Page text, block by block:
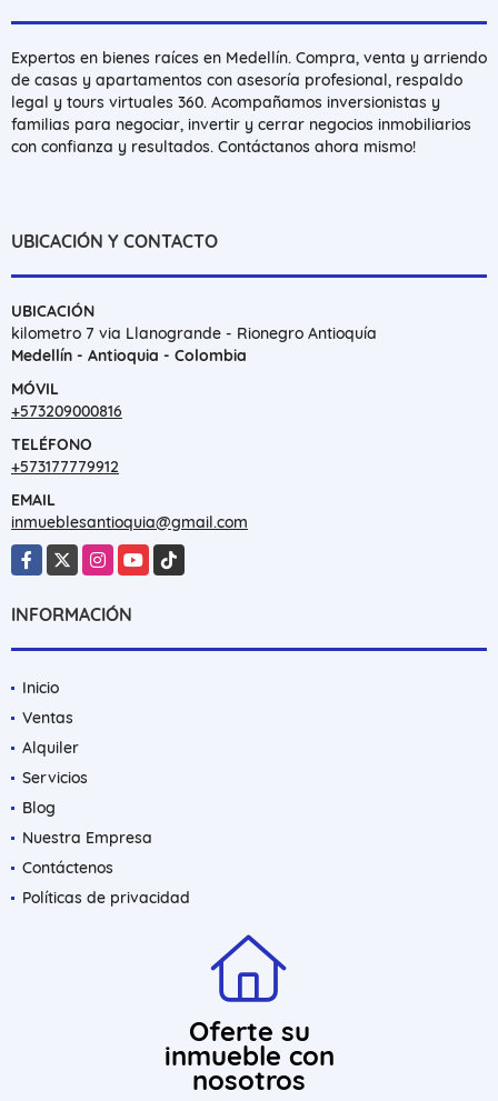
Expertos en bienes raíces en Medellín. Compra, venta y arriendo
de casas y apartamentos con asesoría profesional, respaldo
legal y tours virtuales 360. Acompañamos inversionistas y
familias para negociar, invertir y cerrar negocios inmobiliarios
con confianza y resultados. Contáctanos ahora mismo!
UBICACIÓN Y CONTACTO
UBICACIÓN
kilometro 7 via Llanogrande - Rionegro Antioquía
Medellín - Antioquia - Colombia
MÓVIL
+573209000816
TELÉFONO
+573177779912
EMAIL
inmueblesantioquia@gmail.com
Facebook
X InstagramYouTubeTikTok
INFORMACIÓN
Inicio
Ventas
Alquiler
Servicios
Blog
Nuestra Empresa
Contáctenos
Políticas de privacidad
Oferte su
inmueble con
nosotros